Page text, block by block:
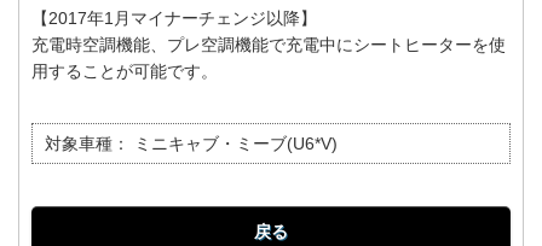
【2017年1月マイナーチェンジ以降】
充電時空調機能、プレ空調機能で充電中にシートヒーターを使
用することが可能です。
対象車種： ミニキャブ・ミーブ(U6*V)
戻る